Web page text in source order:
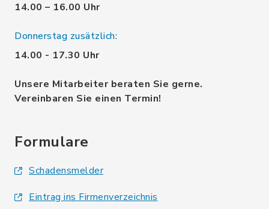
14.00 – 16.00 Uhr
Donnerstag zusätzlich:
14.00 - 17.30 Uhr
Unsere Mitarbeiter beraten Sie gerne.
Vereinbaren Sie einen Termin!
Formulare
Schadensmelder
Eintrag ins Firmenverzeichnis